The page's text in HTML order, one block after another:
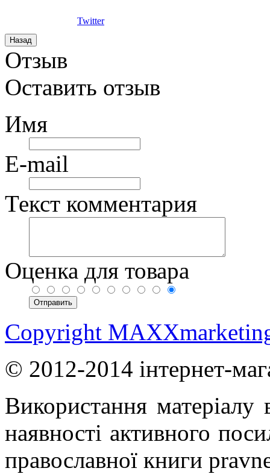
Twitter
Отзыв
Оставить отзыв
Имя
E-mail
Текст комментария
Оценка для товара
Copyright
© 2012-2014 інтернет-
Використання матеріалу
наявності активного
православної книги